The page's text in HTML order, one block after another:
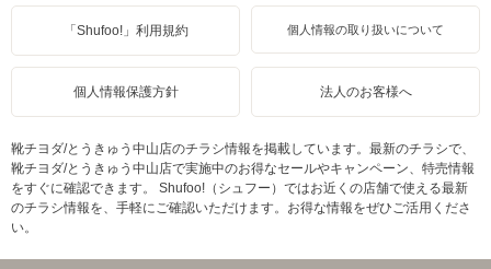
「Shufoo!」利用規約 個人情報の取り扱いについて
個人情報保護方針 法人のお客様へ
靴チヨダ/とうきゅう中山店のチラシ情報を掲載しています。最新のチラシで、
靴チヨダ/とうきゅう中山店で実施中のお得なセールやキャンペーン、特売情報
をすぐに確認できます。 Shufoo!（シュフー）ではお近くの店舗で使える最新
のチラシ情報を、手軽にご確認いただけます。お得な情報をぜひご活用くださ
い。